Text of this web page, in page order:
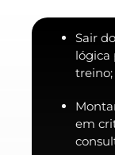
Sair
lógica
treino;
em